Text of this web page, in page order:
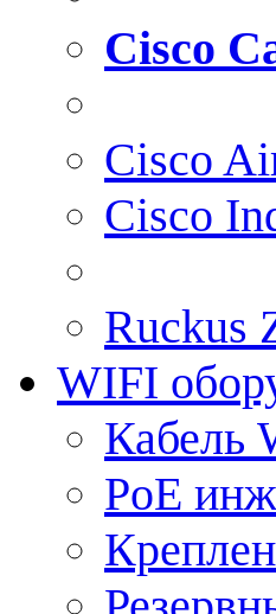
Cisco
Cisco
Cisco
Ruckus
WIFI
Кабель
PoE